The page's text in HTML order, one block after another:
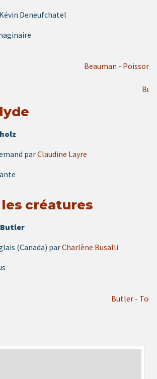
Deneufchatel
parClaudine Layre
créatures
Butler
(Canada) parCharlène Busalli